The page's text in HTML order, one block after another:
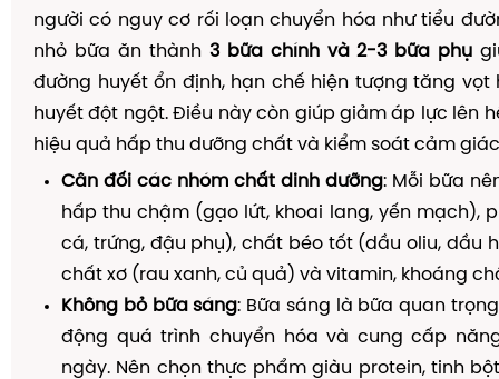
người có nguy cơ rối loạn chuyển hóa như tiểu
nhỏ bữa ăn thành 3 bữa chính và 2-3 bữa phụ
đường huyết ổn định, hạn chế hiện tượng tăng vọt
huyết đột ngột. Điều này còn giúp giảm áp lực lên
hiệu quả hấp thu dưỡng chất và kiểm soát cảm
Cân đối các nhóm chất dinh dưỡng: Mỗi bữa
hấp thu chậm (gạo lứt, khoai lang, yến mạch),
cá, trứng, đậu phụ), chất béo tốt (dầu oliu, dầu
chất xơ (rau xanh, củ quả) và vitamin, khoáng
Không bỏ bữa sáng: Bữa sáng là bữa quan
động quá trình chuyển hóa và cung cấp
ngày. Nên chọn thực phẩm giàu protein, tinh